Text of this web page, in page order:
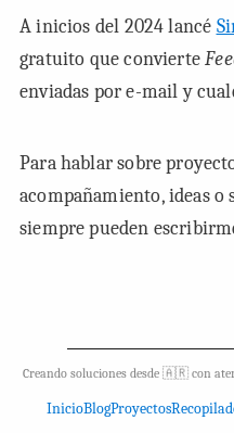
A inicios del 2024 lancé
gratuito que convierte
enviadas por e-mail y
Para hablar sobre
acompañamiento, ideas o
siempre pueden
Creando soluciones desde 🇦🇷 con
InicioBlogProyectos